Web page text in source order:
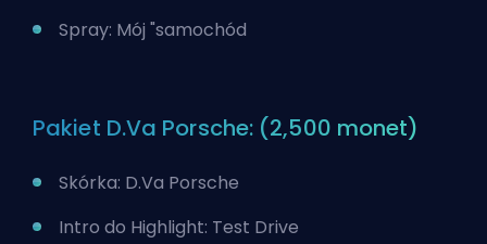
Spray: Mój "samochód
Pakiet D.Va Porsche: (2,500 monet)
Skórka: D.Va Porsche
Intro do Highlight: Test Drive